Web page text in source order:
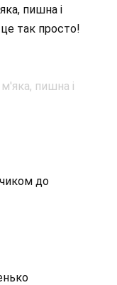
пишна і
так просто!
до